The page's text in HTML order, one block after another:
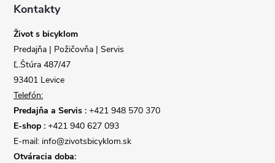
Kontakty
Život s bicyklom
Predajňa | Požičovňa | Servis
Ľ.Štúra 487/47
93401 Levice
Telefón:
Predajňa a Servis : +421 948 570 370
E-shop : +421 940 627 093
E-mail: info@zivotsbicyklom.sk
Otváracia doba: